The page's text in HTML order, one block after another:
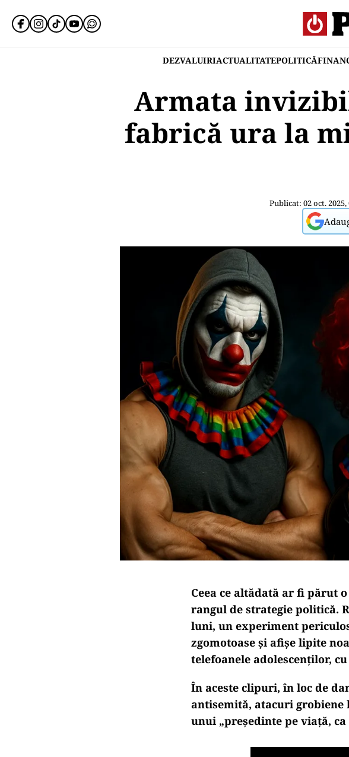
DEZVALUIRIACTUALITATEPOLITICĂ
Armata
fabrică ura la
Publicat: 02 oct. 2025,
Ceea ce altădată ar fi părut
rangul de strategie politică.
luni, un experiment
zgomotoase și afișe lipite
telefoanele adolescenților,
În aceste clipuri, în loc de
antisemită, atacuri
unui „președinte pe viață, ca